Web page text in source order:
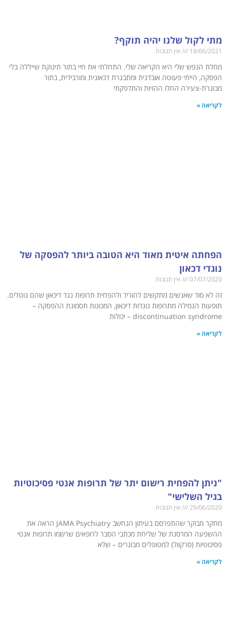
מתי לקול שלנו יהיה תוקף?
18/06/2021 אין תגובות
מחלת הנפש שלי היא הקריאה שלי. התחלתי את חיי בתור תינוקת שייללה בלי
הפסקה, הייתי פעוטה אובדנית ומתבגרת דכאונית ומורבידית, בתור
מבוגרת-צעירה החלו ההזיות והתדפקתי
לקריאה »
הפחתה איטית מאוד היא הטובה ביותר להפסקה של
נוגדי דכאון
07/07/2020 אין תגובות
זה לא סוד שאנשים מתקשים להוריד ולהפחית תרופות נגד דיכאון שהם נוטלים.
תופעות הגמילה מתרופות נוגדות דיכאון, המכונות תסמונת ההפסקה –
discontinuation syndrome – יכולות
לקריאה »
"ניתן להפחית רישום יתר של תרופות אנטי פסיכוטיות
בגיל השלישי"
29/06/2020 אין תגובות
מחקר מבוקר שהתפרסם בעיתון הנחשב JAMA Psychiatry הראה את
ההשפעה המרסנת של שליחת מכתבי הסבר לרופאים שרשמו תרופות אנטי
פסיכוטיות (סרקוול) למטופלים מבוגרים – שלא
לקריאה »